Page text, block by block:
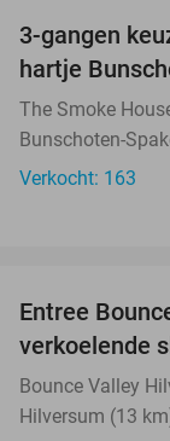
3-gangen
hartje
The Smoke
Bunschoten-
Verkocht: 163
Entree
verkoelende
Bounce Valley
Hilversum (13